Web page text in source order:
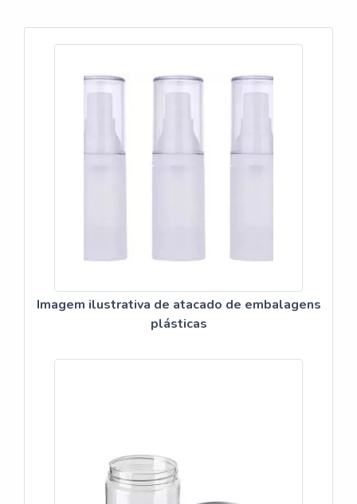
Imagem ilustrativa de atacado de embalagens
plásticas